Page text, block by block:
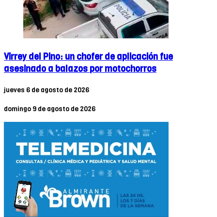
Virrey del Pino: un chofer de aplicación fue
asesinado a balazos por motochorros
jueves 6 de agosto de 2026
domingo 9 de agosto de 2026